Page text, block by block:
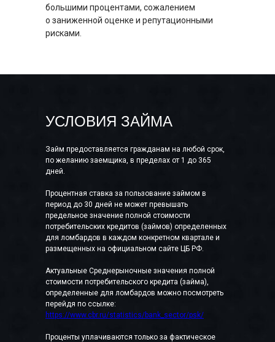
большими процентами, сожалением
о заниженной оценке и репутационными
рисками.
УСЛОВИЯ ЗАЙМА
Займ предоставляется гражданам на любой срок,
по желанию заемщика, в пределах от 1 до 365
дней.
Процентная ставка за пользование займом в
период до 30 дней не может превышать
предельное значение полной стоимости
потребительских кредитов (займов) определенных
для ломбардов в каждом конкретном квартале и
размещенных на официальном сайте ЦБ РФ.
Актуальные Среднерыночные значения полной
стоимости потребительского кредита (займа),
определенные для ломбардов можно посмотреть
перейдя по ссылке:
https://www.cbr.ru/statistics/bank_sector/psk/
Проценты уплачиваются только за фактическое